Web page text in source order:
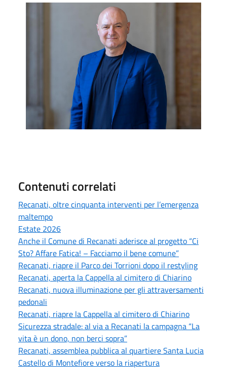
Contenuti correlati
Recanati, oltre cinquanta interventi per l’emergenza
maltempo
Estate 2026
Anche il Comune di Recanati aderisce al progetto “Ci
Sto? Affare Fatica! – Facciamo il bene comune”
Recanati, riapre il Parco dei Torrioni dopo il restyling
Recanati, aperta la Cappella al cimitero di Chiarino
Recanati, nuova illuminazione per gli attraversamenti
pedonali
Recanati, riapre la Cappella al cimitero di Chiarino
Sicurezza stradale: al via a Recanati la campagna “La
vita è un dono, non berci sopra”
Recanati, assemblea pubblica al quartiere Santa Lucia
Castello di Montefiore verso la riapertura